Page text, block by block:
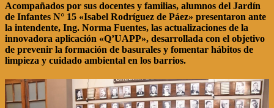
Acompañados por sus docentes y familias, alumnos del Jardín
de Infantes N° 15 «Isabel Rodríguez de Páez» presentaron ante
la intendente, Ing. Norma Fuentes, las actualizaciones de la
innovadora aplicación «Q’UAPP», desarrollada con el objetivo
de prevenir la formación de basurales y fomentar hábitos de
limpieza y cuidado ambiental en los barrios.